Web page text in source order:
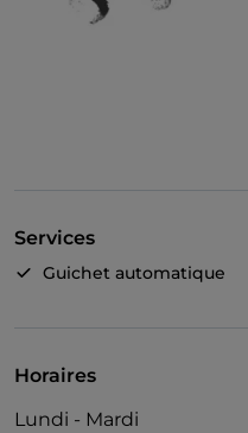
Services
Guichet automatique
Horaires
Lundi - Mardi